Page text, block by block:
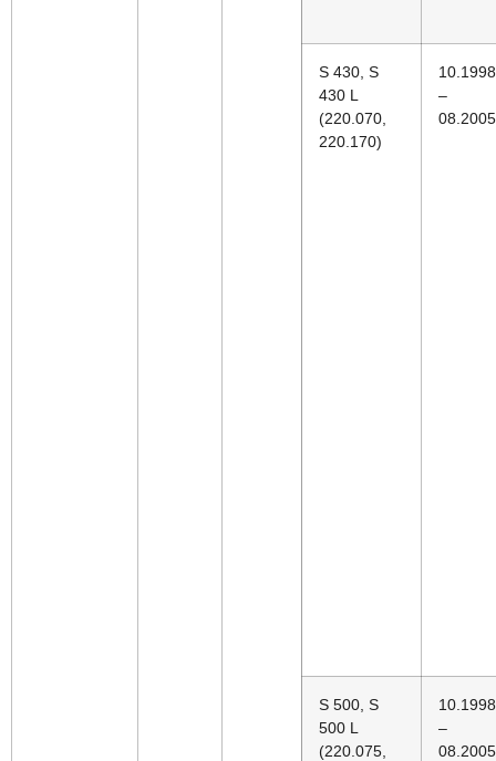
S 430, S
430 L
(220.070,
220.170)
10.1998
–
08.2005
S 500, S
500 L
(220.075,
10.1998
–
08.2005